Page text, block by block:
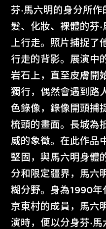
芬·馬六明的身分所
髮、化妝、裸體的芬
上行走。照片捕捉了
行走的背影。展演中
岩石上，直至皮膚開
獨行，偶然會遇到路
色錄像，錄像開頭捕
梳頭的畫面。長城為
威的象徵。在此作品
堅固，與馬六明身體
分和限定疆界，馬六
糊分野。身為1990
京東村的成員，馬六
演時，便以分身芬·